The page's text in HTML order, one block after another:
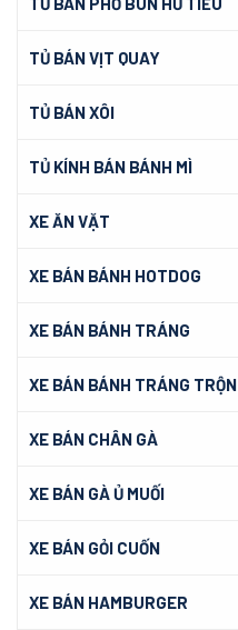
TỦ BÁN VỊT QUAY
TỦ BÁN XÔI
TỦ KÍNH BÁN BÁNH MÌ
XE ĂN VẶT
XE BÁN BÁNH HOTDOG
XE BÁN BÁNH TRÁNG
XE BÁN BÁNH TRÁNG TRỘN
XE BÁN CHÂN GÀ
XE BÁN GÀ Ủ MUỐI
XE BÁN GỎI CUỐN
XE BÁN HAMBURGER